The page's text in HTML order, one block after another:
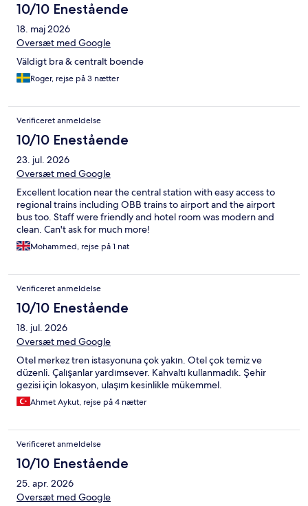
10/10 Enestående
18. maj 2026
Oversæt med Google
Väldigt bra & centralt boende
Roger, rejse på 3 nætter
Verificeret anmeldelse
10/10 Enestående
23. jul. 2026
Oversæt med Google
Excellent location near the central station with easy access to
regional trains including OBB trains to airport and the airport
bus too. Staff were friendly and hotel room was modern and
clean. Can't ask for much more!
Mohammed, rejse på 1 nat
Verificeret anmeldelse
10/10 Enestående
18. jul. 2026
Oversæt med Google
Otel merkez tren istasyonuna çok yakın. Otel çok temiz ve
düzenli. Çalışanlar yardımsever. Kahvaltı kullanmadık. Şehir
gezisi için lokasyon, ulaşım kesinlikle mükemmel.
Ahmet Aykut, rejse på 4 nætter
Verificeret anmeldelse
10/10 Enestående
25. apr. 2026
Oversæt med Google